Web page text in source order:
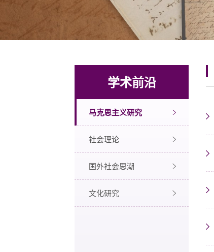
学术前沿
马克思主义研究
社会理论
国外社会思潮
文化研究